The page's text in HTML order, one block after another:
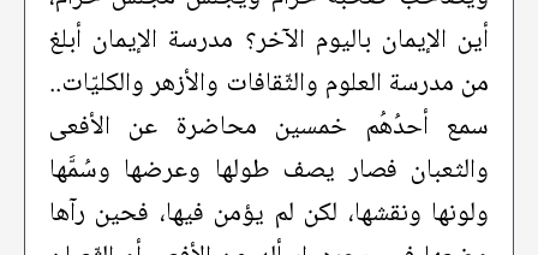
أين الإيمان باليوم الآخر؟ مدرسة الإيمان أبلغ
من مدرسة العلوم والثّقافات والأزهر والكليّات..
سمع أحدُهُم خمسين محاضرة عن الأفعى
والثعبان فصار يصف طولها وعرضها وسُمَّها
ولونها ونقشها، لكن لم يؤمن فيها، فحين رآها